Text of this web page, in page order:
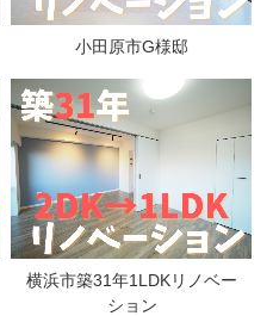
小田原市G様邸
横浜市築31年1LDKリノベー
ション